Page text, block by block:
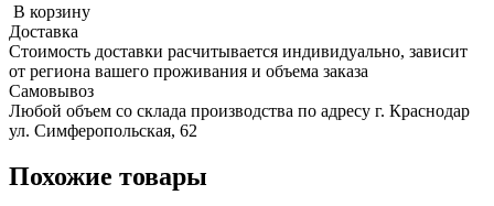
В корзину
Доставка
Стоимость доставки расчитывается индивидуально, зависит
от региона вашего проживания и объема заказа
Самовывоз
Любой объем со склада производства по адресу г. Краснодар
ул. Симферопольская, 62
Похожие товары